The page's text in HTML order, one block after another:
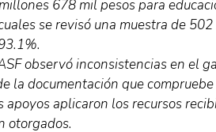
678 mil pesos para
se revisó una muestra de
observó inconsistencias en el
la documentación que
apoyos aplicaron los recursos
otorgados.